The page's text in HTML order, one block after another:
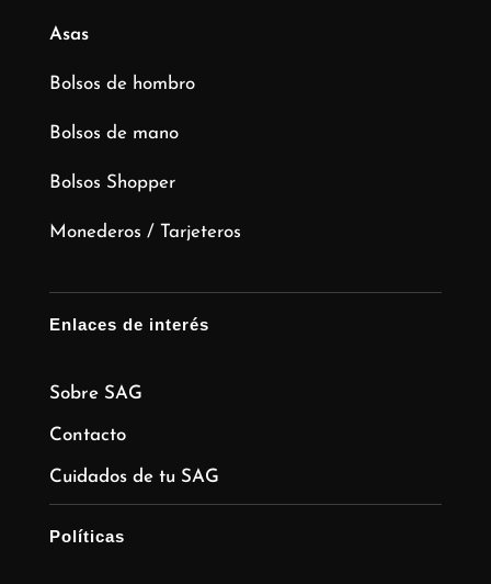
Asas
Bolsos de hombro
Bolsos de mano
Bolsos Shopper
Monederos / Tarjeteros
Enlaces de interés
Sobre SAG
Contacto
Cuidados de tu SAG
Políticas